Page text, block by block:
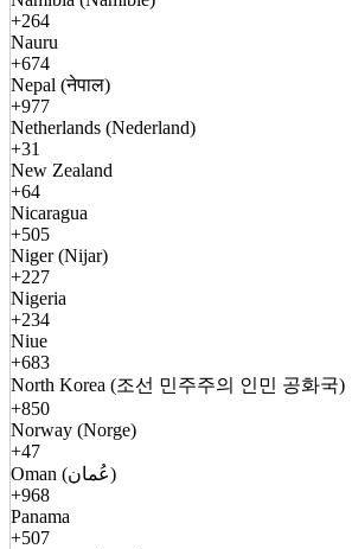
+264
Nauru
+674
Nepal (नेपाल)
+977
Netherlands (Nederland)
+31
New Zealand
+64
Nicaragua
+505
Niger (Nijar)
+227
Nigeria
+234
Niue
+683
North Korea (조선 민주주의 인민 공화국)
+850
Norway (Norge)
+47
Oman (عُمان)
+968
Panama
+507